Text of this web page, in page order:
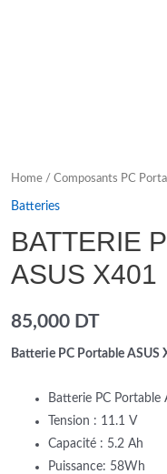
Home / Composants PC
Batteries
BATTERIE
ASUS X401
85,000 DT
Batterie PC Portable ASUS
Batterie PC
Tension : 11.1 V
Capacité : 5.2 Ah
Puissance: 58Wh